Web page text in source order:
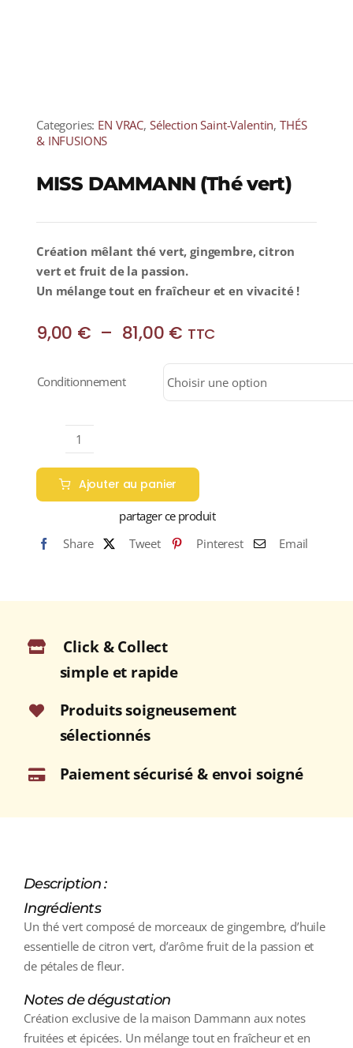
Categories: EN VRAC, Sélection Saint-Valentin, THÉS
& INFUSIONS
MISS DAMMANN (Thé vert)
Création mêlant thé vert, gingembre, citron
vert et fruit de la passion.
Un mélange tout en fraîcheur et en vivacité !
9,00 € – 81,00 € Plage
prix :
9,00 €
TTC
Conditionnement
quantité
de
MISS
DAMMANN
vert)
Ajouter au panier
partager ce produit
Share
Tweet Pinterest Email
Click & Collect
simple et rapide
Produits soigneusement
sélectionnés
Paiement sécurisé & envoi soigné
Description :
Ingrédients
Un thé vert composé de morceaux de gingembre, d’huile
essentielle de citron vert, d’arôme fruit de la passion et
de pétales de fleur.
Notes de dégustation
Création exclusive de la maison Dammann aux notes
fruitées et épicées. Un mélange tout en fraîcheur et en